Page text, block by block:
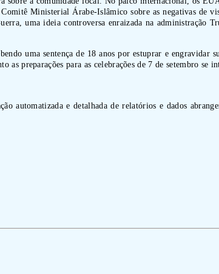
Ministerial Árabe-Islâmico sobre as negativas de
uma ideia controversa enraizada na
uma sentença de 18 anos por estuprar e engravidar
as preparações para as celebrações de 7 de setembro se
automatizada e detalhada de relatórios e dados